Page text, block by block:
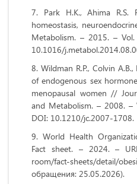
Park H.K., Ahima R.S.
homeostasis,
Metabolism. – 2015. –
10.1016/
Wildman R.P., Colvin
of endogenous sex
menopausal women //
and Metabolism. – 2008. –
DOI: 10.1210/jc.2007-1708.
World Health
Fact sheet. – 2024. –
room/fact-sheets/detail/
обращения: 25.05.2026).